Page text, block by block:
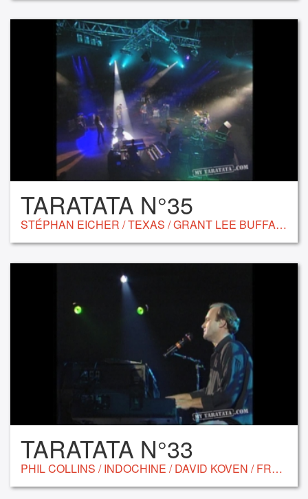
TARATATA N°35
STÉPHAN EICHER / TEXAS / GRANT LEE BUFFALO / JIL CAPLAN / ARNO
TARATATA N°33
PHIL COLLINS / INDOCHINE / DAVID KOVEN / FRANCE GALL / UTE LEMPER / ART MENGO